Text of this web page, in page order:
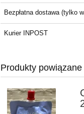
Bezpłatna dostawa(tylko w
Kurier INPOST
Produkty powiązane